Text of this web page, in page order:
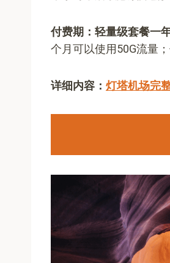
付费期：轻量级套餐一
个月可以使用50G流量
详细内容： 灯塔机场完